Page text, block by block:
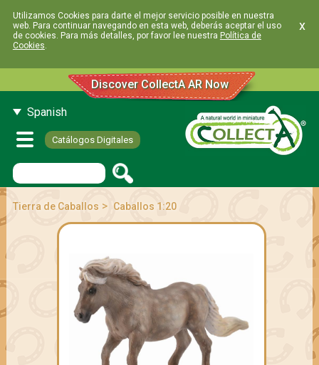
Utilizamos Cookies para darte el mejor servicio posible en nuestra
web. Para continuar navegando en esta web, deberás aceptar el uso
de cookies. Para más detalles, por favor lee nuestra Política de
Cookies.
x
Discover CollectA AR Now
Spanish
Catálogos Digitales
Tierra de Caballos > Caballos 1:20